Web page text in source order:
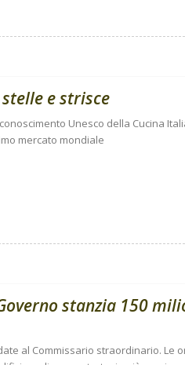
e strisce
Unesco della Cucina
mercato mondiale
stanzia 150
al Commissario straordinario. Le